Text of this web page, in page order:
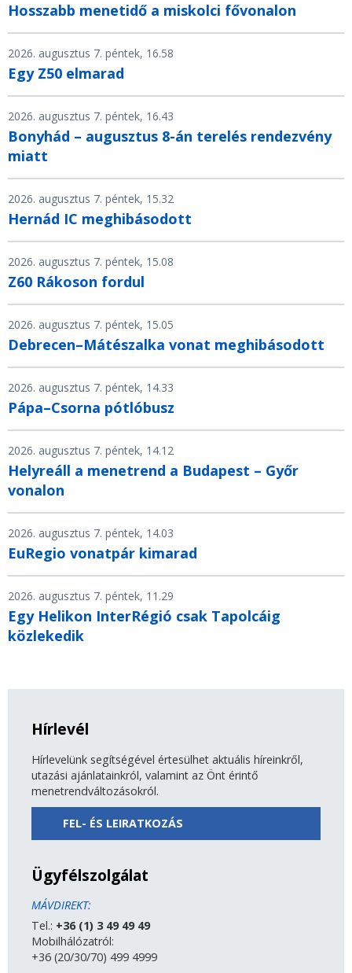
Hosszabb menetidő a miskolci fővonalon
2026. augusztus 7. péntek, 16.58
Egy Z50 elmarad
2026. augusztus 7. péntek, 16.43
Bonyhád – augusztus 8-án terelés rendezvény
miatt
2026. augusztus 7. péntek, 15.32
Hernád IC meghibásodott
2026. augusztus 7. péntek, 15.08
Z60 Rákoson fordul
2026. augusztus 7. péntek, 15.05
Debrecen–Mátészalka vonat meghibásodott
2026. augusztus 7. péntek, 14.33
Pápa–Csorna pótlóbusz
2026. augusztus 7. péntek, 14.12
Helyreáll a menetrend a Budapest – Győr
vonalon
2026. augusztus 7. péntek, 14.03
EuRegio vonatpár kimarad
2026. augusztus 7. péntek, 11.29
Egy Helikon InterRégió csak Tapolcáig
közlekedik
Hírlevél
Hírlevelünk segítségével értesülhet aktuális híreinkről,
utazási ajánlatainkról, valamint az Önt érintő
menetrendváltozásokról.
FEL- ÉS LEIRATKOZÁS
Ügyfélszolgálat
MÁVDIREKT:
Tel.: +36 (1) 3 49 49 49
Mobilhálózatról:
+36 (20/30/70) 499 4999